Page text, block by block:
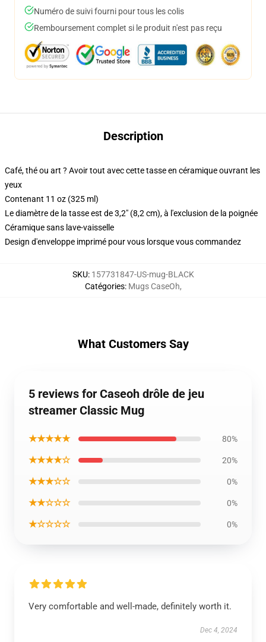
Numéro de suivi fourni pour tous les colis
Remboursement complet si le produit n'est pas reçu
Description
Café, thé ou art ? Avoir tout avec cette tasse en céramique ouvrant les
yeux
Contenant 11 oz (325 ml)
Le diamètre de la tasse est de 3,2" (8,2 cm), à l'exclusion de la poignée
Céramique sans lave-vaisselle
Design d'enveloppe imprimé pour vous lorsque vous commandez
SKU: 157731847-US-mug-BLACK
Catégories: Mugs CaseOh,
What Customers Say
5 reviews for Caseoh drôle de jeu
streamer Classic Mug
★★★★★ 80%
★★★★☆ 20%
★★★☆☆ 0%
★★☆☆☆ 0%
★☆☆☆☆ 0%
Very comfortable and well-made, definitely worth it.
Dec 4, 2024